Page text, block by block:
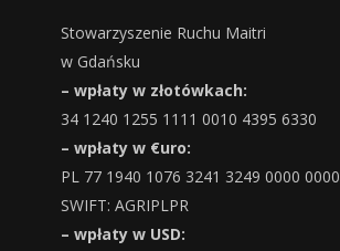
Stowarzyszenie Ruchu Maitri
w Gdańsku
– wpłaty w złotówkach:
34 1240 1255 1111 0010 4395 6330
– wpłaty w €uro:
PL 77 1940 1076 3241 3249 0000 0000
SWIFT: AGRIPLPR
– wpłaty w USD: